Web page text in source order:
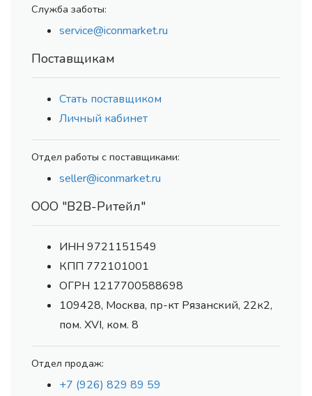
Служба заботы:
service@iconmarket.ru
Поставщикам
Стать поставщиком
Личный кабинет
Отдел работы с поставщиками:
seller@iconmarket.ru
ООО "В2В-Ритейл"
ИНН 9721151549
КПП 772101001
ОГРН 1217700588698
109428, Москва, пр-кт Рязанский, 22к2,
пом. XVI, ком. 8
Отдел продаж:
+7 (926) 829 89 59